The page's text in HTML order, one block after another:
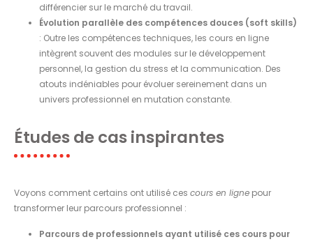
différencier sur le marché du travail.
Évolution parallèle des compétences douces (soft skills)
: Outre les compétences techniques, les cours en ligne
intègrent souvent des modules sur le développement
personnel, la gestion du stress et la communication. Des
atouts indéniables pour évoluer sereinement dans un
univers professionnel en mutation constante.
Études de cas inspirantes
Voyons comment certains ont utilisé ces cours en ligne pour
transformer leur parcours professionnel :
Parcours de professionnels ayant utilisé ces cours pour